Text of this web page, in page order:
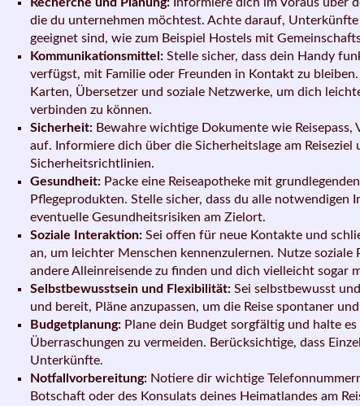
Recherche und Planung:Informiere dich im Voraus über
die du unternehmen möchtest. Achte darauf,
geeignet sind, wie zum Beispiel Hostels mit
Kommunikationsmittel:Stelle sicher, dass dein Handy
verfügst, mit Familie oder Freunden in Kontakt zu
Karten, Übersetzer und soziale Netzwerke, um dich
verbinden zu können.
Sicherheit:Bewahre wichtige Dokumente wie Reisepass,
auf. Informiere dich über die Sicherheitslage am
Sicherheitsrichtlinien.
Gesundheit:Packe eine Reiseapotheke mit
Pflegeprodukten. Stelle sicher, dass du alle
eventuelle Gesundheitsrisiken am Zielort.
Soziale Interaktion:Sei offen für neue Kontakte und
an, um leichter Menschen kennenzulernen. Nutze soziale
andere Alleinreisende zu finden und dich vielleicht sogar
Selbstbewusstsein und Flexibilität:Sei selbstbewusst
und bereit, Pläne anzupassen, um die Reise spontaner
Budgetplanung:Plane dein Budget sorgfältig und halte es
Überraschungen zu vermeiden. Berücksichtige, dass
Unterkünfte.
Notfallvorbereitung:Notiere dir wichtige
Botschaft oder des Konsulats deines Heimatlandes am